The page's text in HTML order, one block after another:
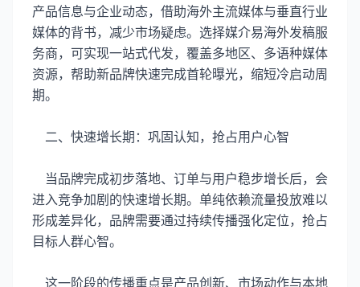
产品信息与企业动态，借助海外主流媒体与垂直行业
媒体的背书，减少市场疑虑。选择媒介易海外发稿服
务商，可实现一站式代发，覆盖多地区、多语种媒体
资源，帮助新品牌快速完成首轮曝光，缩短冷启动周
期。
二、快速增长期：巩固认知，抢占用户心智
当品牌完成初步落地、订单与用户稳步增长后，会
进入竞争加剧的快速增长期。单纯依赖流量投放难以
形成差异化，品牌需要通过持续传播强化定位，抢占
目标人群心智。
这一阶段的传播重点是产品创新、市场动作与本地